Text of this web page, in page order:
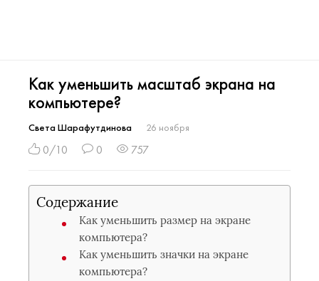
Как уменьшить масштаб экрана на
компьютере?
Света Шарафутдинова 26 ноября
0/10 0 757
Содержание
Как уменьшить размер на экране
компьютера?
Как уменьшить значки на экране
компьютера?